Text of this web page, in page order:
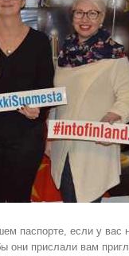
паспорте, если у вас
они прислали вам